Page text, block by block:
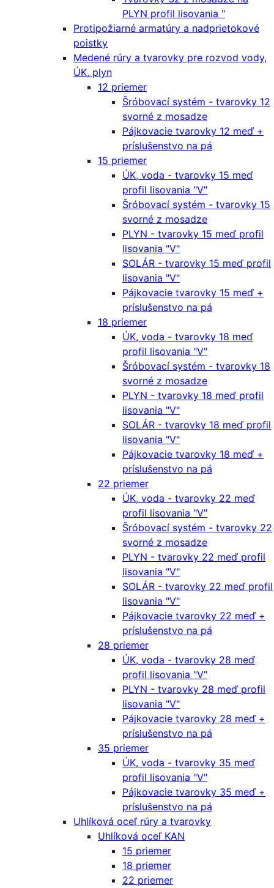
PLYN profil lisovania "
Protipožiarné armatúry a nadprietokové
poistky
Medené rúry a tvarovky pre rozvod vody,
ÚK, plyn
12 priemer
Šróbovací systém - tvarovky 12
svorné z mosadze
Pájkovacie tvarovky 12 meď +
príslušenstvo na pá
15 priemer
ÚK, voda - tvarovky 15 meď
profil lisovania "V"
Šróbovací systém - tvarovky 15
svorné z mosadze
PLYN - tvarovky 15 meď profil
lisovania "V"
SOLÁR - tvarovky 15 meď profil
lisovania "V"
Pájkovacie tvarovky 15 meď +
príslušenstvo na pá
18 priemer
ÚK, voda - tvarovky 18 meď
profil lisovania "V"
Šróbovací systém - tvarovky 18
svorné z mosadze
PLYN - tvarovky 18 meď profil
lisovania "V"
SOLÁR - tvarovky 18 meď profil
lisovania "V"
Pájkovacie tvarovky 18 meď +
príslušenstvo na pá
22 priemer
ÚK, voda - tvarovky 22 meď
profil lisovania "V"
Šróbovací systém - tvarovky 22
svorné z mosadze
PLYN - tvarovky 22 meď profil
lisovania "V"
SOLÁR - tvarovky 22 meď profil
lisovania "V"
Pájkovacie tvarovky 22 meď +
príslušenstvo na pá
28 priemer
ÚK, voda - tvarovky 28 meď
profil lisovania "V"
PLYN - tvarovky 28 meď profil
lisovania "V"
Pájkovacie tvarovky 28 meď +
príslušenstvo na pá
35 priemer
ÚK, voda - tvarovky 35 meď
profil lisovania "V"
Pájkovacie tvarovky 35 meď +
príslušenstvo na pá
Uhlíková oceľ rúry a tvarovky
Uhlíková oceľ KAN
15 priemer
18 priemer
22 priemer